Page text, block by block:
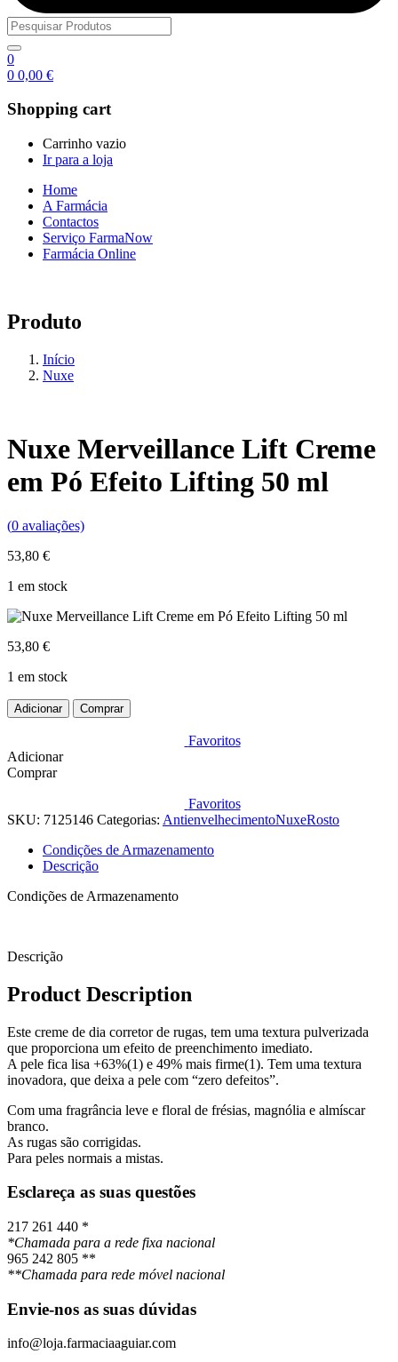
0
0 0,00 €
Shopping cart
Carrinho vazio
Ir para a loja
Home
A Farmácia
Contactos
Serviço FarmaNow
Farmácia Online
Produto
Início
Nuxe
Nuxe Merveillance Lift Creme
em Pó Efeito Lifting 50 ml
(0 avaliações)
53,80 €
1 em stock
53,80 €
1 em stock
Quantidade
de
Merveillance
Lift
Pó
Lifting
Adicionar Comprar
Favoritos
Adicionar
Comprar
Favoritos
SKU: 7125146 Categorias: AntienvelhecimentoNuxeRosto
Condições de Armazenamento
Descrição
Condições de Armazenamento
Descrição
Product Description
Este creme de dia corretor de rugas, tem uma textura pulverizada
que proporciona um efeito de preenchimento imediato.
A pele fica lisa +63%(1) e 49% mais firme(1). Tem uma textura
inovadora, que deixa a pele com “zero defeitos”.
Com uma fragrância leve e floral de frésias, magnólia e almíscar
branco.
As rugas são corrigidas.
Para peles normais a mistas.
Esclareça as suas questões
217 261 440 *
*Chamada para a rede fixa nacional
965 242 805 **
**Chamada para rede móvel nacional
Envie-nos as suas dúvidas
info@loja.farmaciaaguiar.com